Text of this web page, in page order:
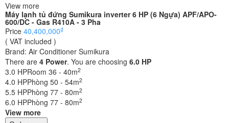
View more
Máy lạnh tủ đứng Sumikura inverter 6 HP (6 Ngựa) APF/APO-
600/DC - Gas R410A - 3 Pha
Price 40,400,000₫
( VAT included )
Brand: Air Conditioner Sumikura
There are 4 Power. You are choosing 6.0 HP
3.0 HPRoom 36 - 40m2
4.0 HPPhòng 50 - 54m2
5.5 HPPhòng 77 - 80m2
6.0 HPPhòng 77 - 80m2
View more